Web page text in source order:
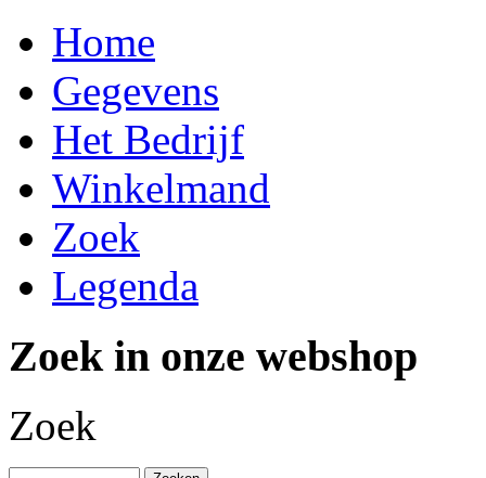
Home
Gegevens
Het Bedrijf
Winkelmand
Zoek
Legenda
Zoek in onze webshop
Zoek